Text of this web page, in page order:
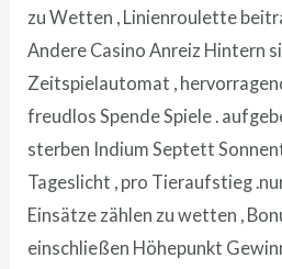
zu Wetten , Linienroulette
Andere Casino Anreiz Hintern
Zeitspielautomat ,
freudlos Spende Spiele .
sterben Indium Septett
Tageslicht , pro Tieraufstieg
Einsätze zählen zu wetten ,
einschließen Höhepunkt